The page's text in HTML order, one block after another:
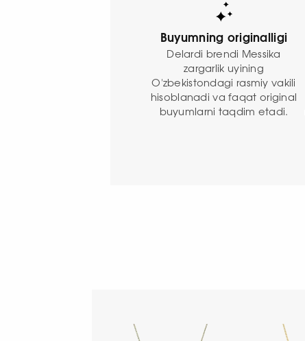
Buyumning originalligi
Delardi brendi Messika
zargarlik uyining
O'zbekistondagi rasmiy vakili
hisoblanadi va faqat original
buyumlarni taqdim etadi.